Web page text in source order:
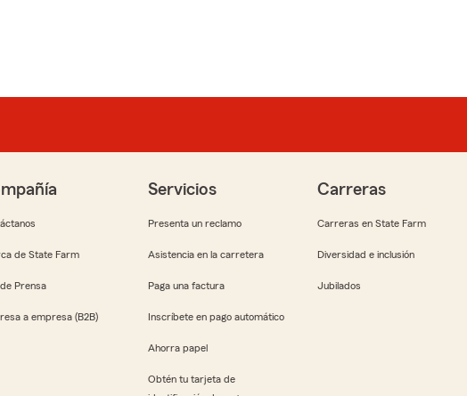
de State Farm
Prensa
a empresa (B2B)
Servicios
Presenta un reclamo
Asistencia en la carretera
Paga una factura
Inscríbete en pago automático
Ahorra papel
Obtén tu tarjeta de
Carreras
Carreras en State Farm
Diversidad e inclusión
Jubilados